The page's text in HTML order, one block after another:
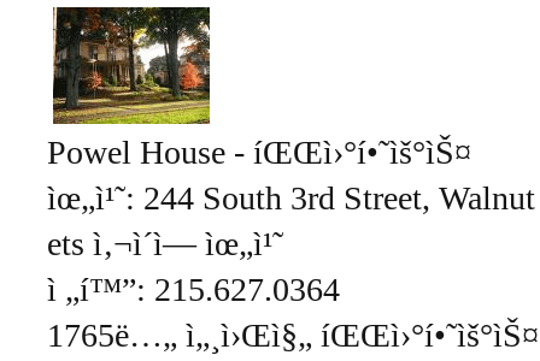
Powel House - íŒŒì›°í•˜ìš°ìŠ¤
ìœ„ì¹˜: 244 South 3rd Street,
ets ì‚¬ì´ì— ìœ„ì¹˜
ì „í™”: 215.627.0364
1765ë…„ ì„¸ì›Œì§„